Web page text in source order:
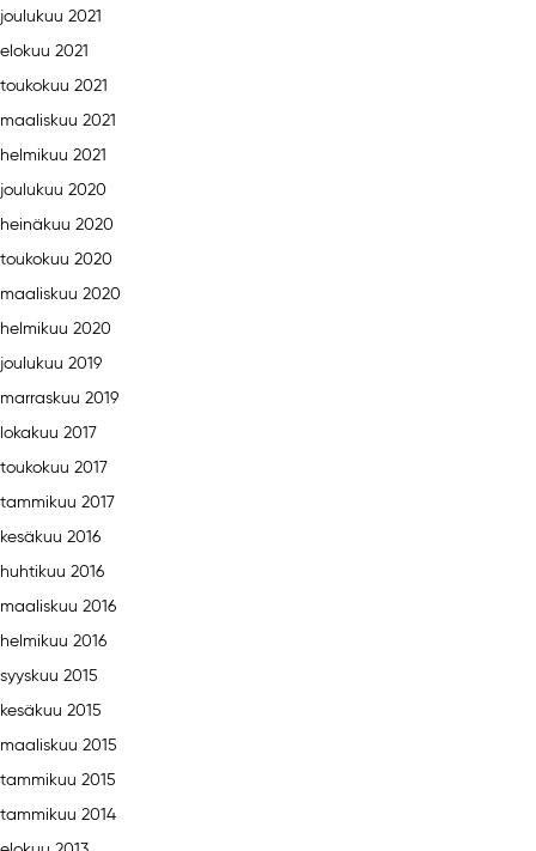
joulukuu 2021
elokuu 2021
toukokuu 2021
maaliskuu 2021
helmikuu 2021
joulukuu 2020
heinäkuu 2020
toukokuu 2020
maaliskuu 2020
helmikuu 2020
joulukuu 2019
marraskuu 2019
lokakuu 2017
toukokuu 2017
tammikuu 2017
kesäkuu 2016
huhtikuu 2016
maaliskuu 2016
helmikuu 2016
syyskuu 2015
kesäkuu 2015
maaliskuu 2015
tammikuu 2015
tammikuu 2014